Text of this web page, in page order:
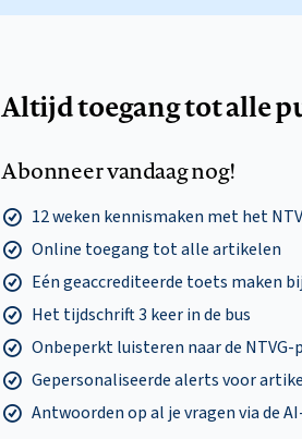
Altijd toegang tot alle
Abonneer vandaag nog!
12 weken kennismaken met het
Online toegang tot alle artikelen
Eén geaccrediteerde toets maken
Het tijdschrift 3 keer in de bus
Onbeperkt luisteren naar de NTVG-
Gepersonaliseerde alerts voor
Antwoorden op al je vragen via de